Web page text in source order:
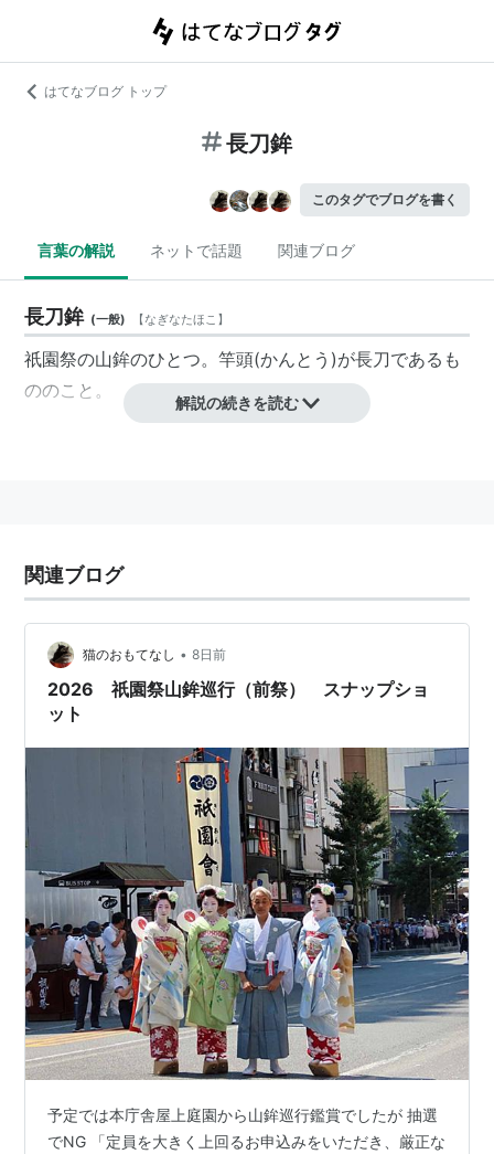
はてなブログ トップ
長刀鉾
このタグでブログを書く
言葉の解説 ネットで話題 関連ブログ
長刀鉾 (一般) 【なぎなたほこ 】
祇園祭の山鉾のひとつ。竿頭(かんとう)が長刀であるも
ののこと。
解説の続きを読む
関連ブログ
猫のおもてなし • 8日前
2026 祇園祭山鉾巡行（前祭） スナップショ
ット
予定では本庁舎屋上庭園から山鉾巡行鑑賞でしたが 抽選
でNG 「定員を大きく上回るお申込みをいただき、厳正な